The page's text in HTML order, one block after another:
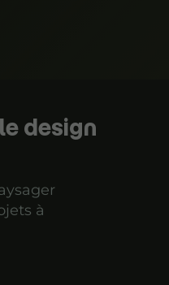
design
à